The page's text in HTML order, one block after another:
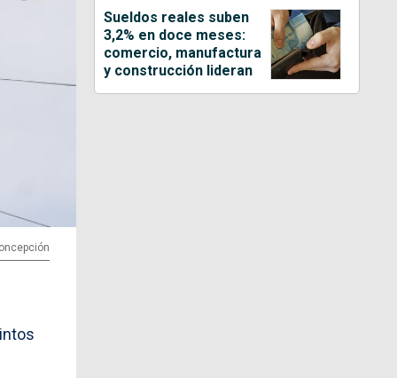
Sueldos reales suben
3,2% en doce meses:
comercio, manufactura
y construcción lideran